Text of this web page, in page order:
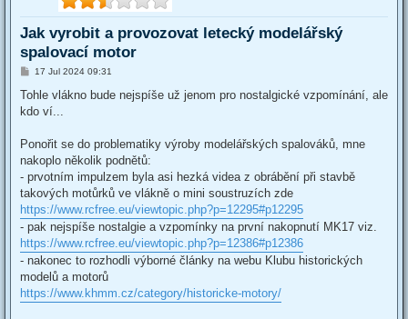
Jak vyrobit a provozovat letecký modelářský
spalovací motor
P
s
17 Jul 2024 09:31
Tohle vlákno bude nejspíše už jenom pro nostalgické vzpomínání, ale
kdo ví...
Ponořit se do problematiky výroby modelářských spalováků, mne
nakoplo několik podnětů:
- prvotním impulzem byla asi hezká videa z obrábění při stavbě
takových motůrků ve vlákně o mini soustruzích zde
https://www.rcfree.eu/viewtopic.php?p=12295#p12295
- pak nejspíše nostalgie a vzpomínky na první nakopnutí MK17 viz.
https://www.rcfree.eu/viewtopic.php?p=12386#p12386
- nakonec to rozhodli výborné články na webu Klubu historických
modelů a motorů
https://www.khmm.cz/category/historicke-motory/